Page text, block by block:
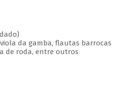
da gamba, flautas barrocas
de roda, entre outros